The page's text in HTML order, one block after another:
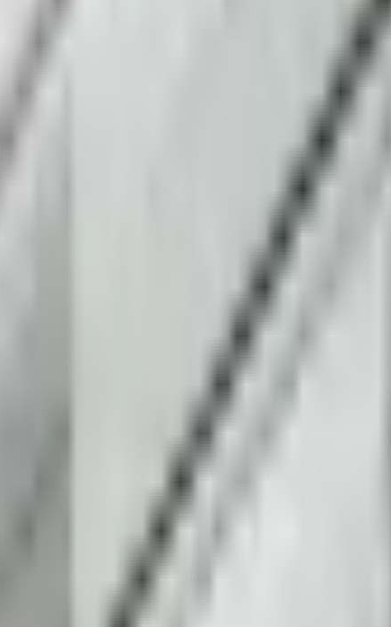
1153525022903
Возврат и обменСертификаты